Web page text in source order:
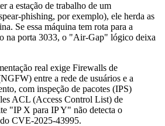
a estação de trabalho de um
phishing, por exemplo), ele herda as
Se essa máquina tem rota para a
na porta 3033, o "Air-Gap" lógico deixa
real exige Firewalls de
entre a rede de usuários e a
com inspeção de pacotes (IPS)
ACL (Access Control List) de
"IP X para IP Y" não detecta o
CVE-2025-43995.